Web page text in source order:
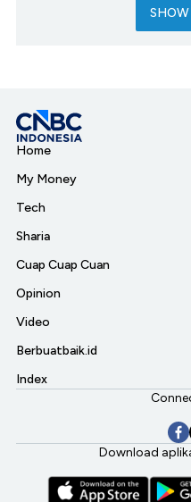
SHOW
Home
My Money
Tech
Sharia
Cuap Cuap Cuan
Opinion
Video
Berbuatbaik.id
Index
Download